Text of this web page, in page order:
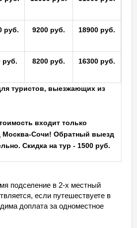
руб. 9200 руб. 18900 руб.
руб. 8200 руб. 16300 руб.
туристов, выезжающих из
входит только
Москва-Сочи! Обратный выезд
Скидка на тур - 1500 руб.
подселение в 2-х местный
если путешествуете в
доплата за одноместное